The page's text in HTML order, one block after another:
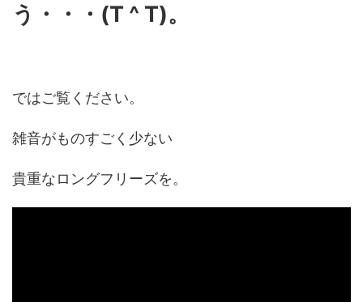
う・・・(T ^ T)。
ではご覧ください。
雑音がものすごく少ない
貴重なロングフリーズを。